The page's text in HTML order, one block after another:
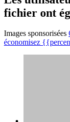
fichier ont
Images sponsorisées
économisez